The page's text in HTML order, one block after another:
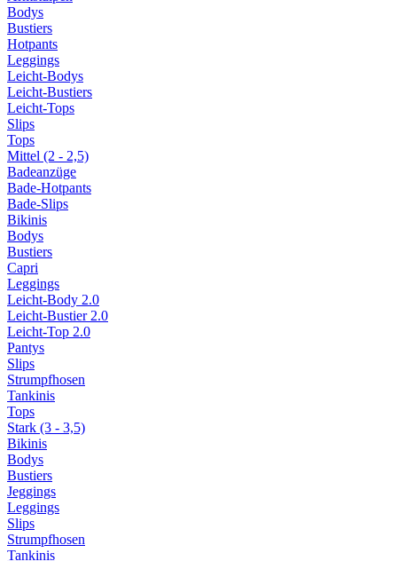
Bodys
Bustiers
Hotpants
Leggings
Leicht-Bodys
Leicht-Bustiers
Leicht-Tops
Slips
Tops
Mittel (2 - 2,5)
Badeanzüge
Bade-Hotpants
Bade-Slips
Bikinis
Bodys
Bustiers
Capri
Leggings
Leicht-Body 2.0
Leicht-Bustier 2.0
Leicht-Top 2.0
Pantys
Slips
Strumpfhosen
Tankinis
Tops
Stark (3 - 3,5)
Bikinis
Bodys
Bustiers
Jeggings
Leggings
Slips
Strumpfhosen
Tankinis